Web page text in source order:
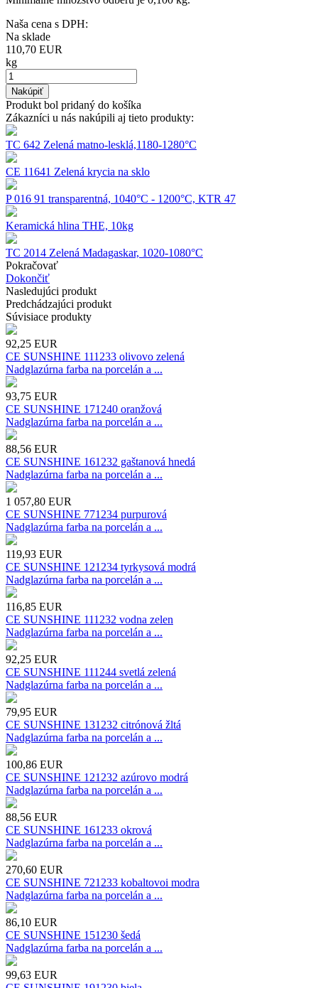
Naša cena s DPH:
Na sklade
110,70 EUR
kg
Nakúpiť
Produkt bol pridaný do košíka
Zákazníci u nás nakúpili aj tieto produkty:
TC 642 Zelená matno-lesklá,1180-1280°C
CE 11641 Zelená krycia na sklo
P 016 91 transparentná, 1040°C - 1200°C, KTR 47
Keramická hlina THE, 10kg
TC 2014 Zelená Madagaskar, 1020-1080°C
Pokračovať
Dokončiť
Nasledujúci produkt
Predchádzajúci produkt
Súvisiace produkty
92,25 EUR
CE SUNSHINE 111233 olivovo zelená
Nadglazúrna farba na porcelán a ...
93,75 EUR
CE SUNSHINE 171240 oranžová
Nadglazúrna farba na porcelán a ...
88,56 EUR
CE SUNSHINE 161232 gaštanová hnedá
Nadglazúrna farba na porcelán a ...
1 057,80 EUR
CE SUNSHINE 771234 purpurová
Nadglazúrna farba na porcelán a ...
119,93 EUR
CE SUNSHINE 121234 tyrkysová modrá
Nadglazúrna farba na porcelán a ...
116,85 EUR
CE SUNSHINE 111232 vodna zelen
Nadglazúrna farba na porcelán a ...
92,25 EUR
CE SUNSHINE 111244 svetlá zelená
Nadglazúrna farba na porcelán a ...
79,95 EUR
CE SUNSHINE 131232 citrónová žltá
Nadglazúrna farba na porcelán a ...
100,86 EUR
CE SUNSHINE 121232 azúrovo modrá
Nadglazúrna farba na porcelán a ...
88,56 EUR
CE SUNSHINE 161233 okrová
Nadglazúrna farba na porcelán a ...
270,60 EUR
CE SUNSHINE 721233 kobaltovoi modra
Nadglazúrna farba na porcelán a ...
86,10 EUR
CE SUNSHINE 151230 šedá
Nadglazúrna farba na porcelán a ...
99,63 EUR